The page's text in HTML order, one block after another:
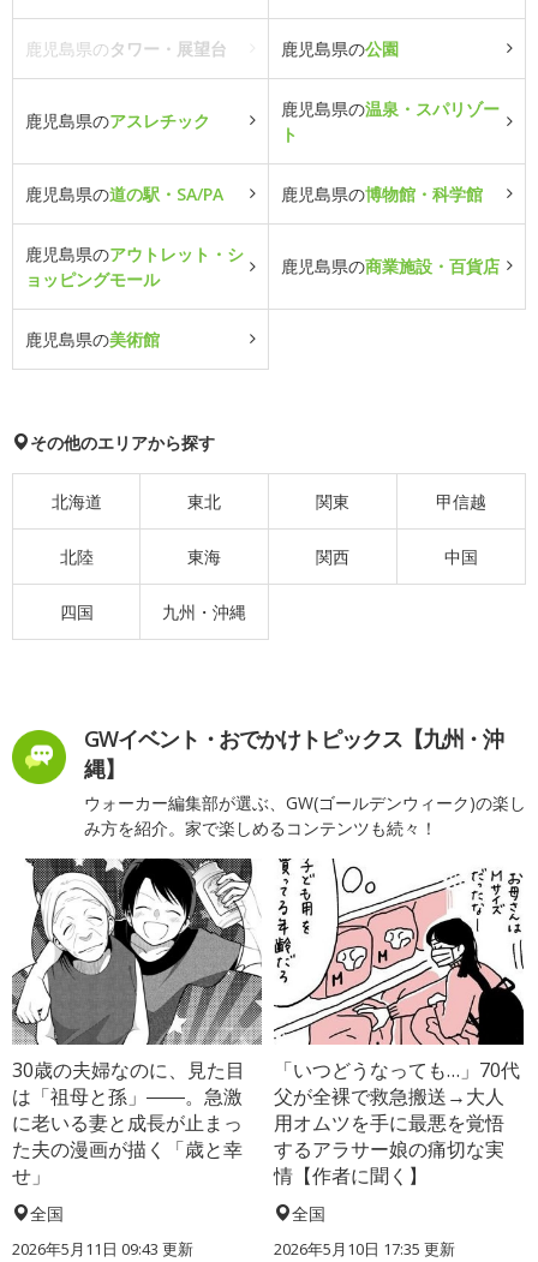
鹿児島県のタワー・展望台 鹿児島県の公園
鹿児島県のアスレチック
鹿児島県の温泉・スパリゾー
ト
鹿児島県の道の駅・SA/PA 鹿児島県の博物館・科学館
鹿児島県のアウトレット・シ
ョッピングモール
鹿児島県の商業施設・百貨店
鹿児島県の美術館
その他のエリアから探す
北海道 東北 関東 甲信越
北陸 東海 関西 中国
四国 九州・沖縄
GWイベント・おでかけトピックス【九州・沖
縄】
ウォーカー編集部が選ぶ、GW(ゴールデンウィーク)の楽し
み方を紹介。家で楽しめるコンテンツも続々！
30歳の夫婦なのに、見た目
は「祖母と孫」――。急激
に老いる妻と成長が止まっ
た夫の漫画が描く「歳と幸
せ」
全国
2026年5月11日 09:43 更新
「いつどうなっても…」70代
父が全裸で救急搬送→大人
用オムツを手に最悪を覚悟
するアラサー娘の痛切な実
情【作者に聞く】
全国
2026年5月10日 17:35 更新